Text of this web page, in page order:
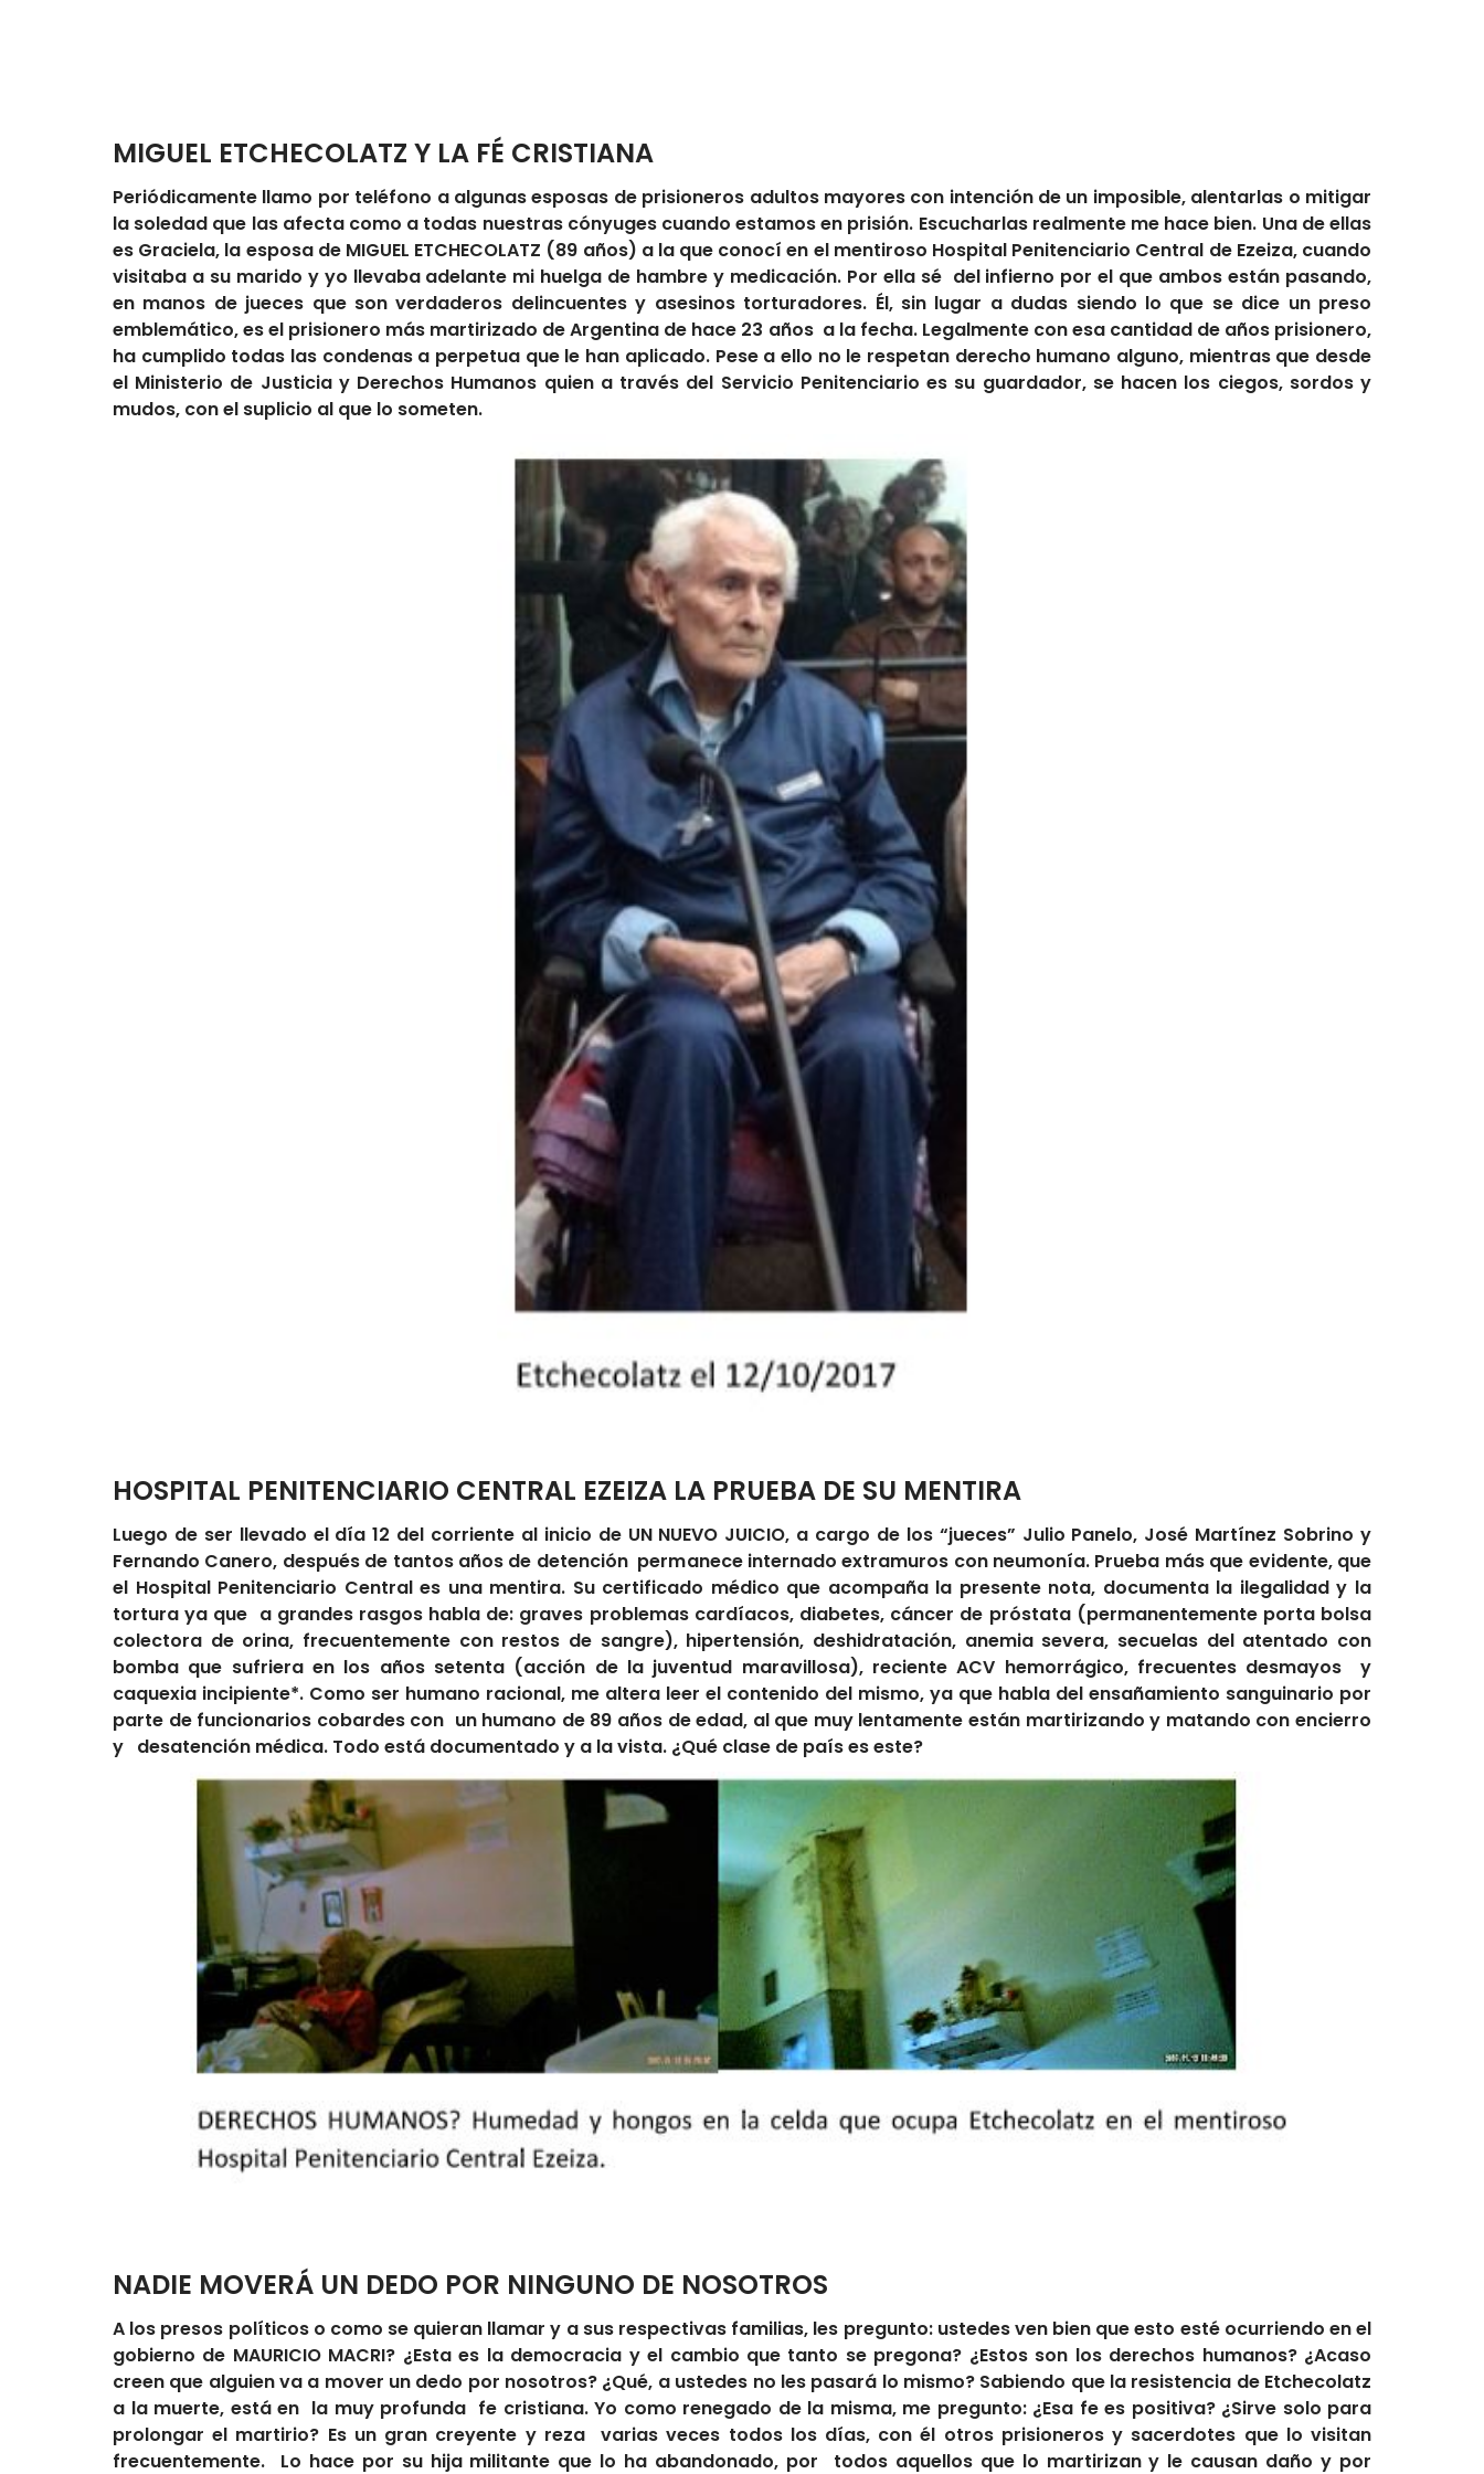
MIGUEL ETCHECOLATZ Y LA FÉ CRISTIANA
Periódicamente llamo por teléfono a algunas esposas de prisioneros adultos mayores con intención de un imposible, alentarlas o mitigar
la soledad que las afecta como a todas nuestras cónyuges cuando estamos en prisión. Escucharlas realmente me hace bien. Una de ellas
es Graciela, la esposa de MIGUEL ETCHECOLATZ (89 años) a la que conocí en el mentiroso Hospital Penitenciario Central de Ezeiza, cuando
visitaba a su marido y yo llevaba adelante mi huelga de hambre y medicación. Por ella sé del infierno por el que ambos están pasando,
en manos de jueces que son verdaderos delincuentes y asesinos torturadores. Él, sin lugar a dudas siendo lo que se dice un preso
emblemático, es el prisionero más martirizado de Argentina de hace 23 años a la fecha. Legalmente con esa cantidad de años prisionero,
ha cumplido todas las condenas a perpetua que le han aplicado. Pese a ello no le respetan derecho humano alguno, mientras que desde
el Ministerio de Justicia y Derechos Humanos quien a través del Servicio Penitenciario es su guardador, se hacen los ciegos, sordos y
mudos, con el suplicio al que lo someten.
HOSPITAL PENITENCIARIO CENTRAL EZEIZA LA PRUEBA DE SU MENTIRA
Luego de ser llevado el día 12 del corriente al inicio de UN NUEVO JUICIO, a cargo de los “jueces” Julio Panelo, José Martínez Sobrino y
Fernando Canero, después de tantos años de detención permanece internado extramuros con neumonía. Prueba más que evidente, que
el Hospital Penitenciario Central es una mentira. Su certificado médico que acompaña la presente nota, documenta la ilegalidad y la
tortura ya que a grandes rasgos habla de: graves problemas cardíacos, diabetes, cáncer de próstata (permanentemente porta bolsa
colectora de orina, frecuentemente con restos de sangre), hipertensión, deshidratación, anemia severa, secuelas del atentado con
bomba que sufriera en los años setenta (acción de la juventud maravillosa), reciente ACV hemorrágico, frecuentes desmayos y
caquexia incipiente*. Como ser humano racional, me altera leer el contenido del mismo, ya que habla del ensañamiento sanguinario por
parte de funcionarios cobardes con un humano de 89 años de edad, al que muy lentamente están martirizando y matando con encierro
y desatención médica. Todo está documentado y a la vista. ¿Qué clase de país es este?
NADIE MOVERÁ UN DEDO POR NINGUNO DE NOSOTROS
A los presos políticos o como se quieran llamar y a sus respectivas familias, les pregunto: ustedes ven bien que esto esté ocurriendo en el
gobierno de MAURICIO MACRI? ¿Esta es la democracia y el cambio que tanto se pregona? ¿Estos son los derechos humanos? ¿Acaso
creen que alguien va a mover un dedo por nosotros? ¿Qué, a ustedes no les pasará lo mismo? Sabiendo que la resistencia de Etchecolatz
a la muerte, está en la muy profunda fe cristiana. Yo como renegado de la misma, me pregunto: ¿Esa fe es positiva? ¿Sirve solo para
prolongar el martirio? Es un gran creyente y reza varias veces todos los días, con él otros prisioneros y sacerdotes que lo visitan
frecuentemente. Lo hace por su hija militante que lo ha abandonado, por todos aquellos que lo martirizan y le causan daño y por